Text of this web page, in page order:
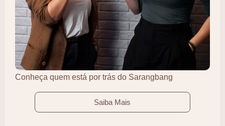
Conheça quem está por trás do Sarangbang
Saiba Mais